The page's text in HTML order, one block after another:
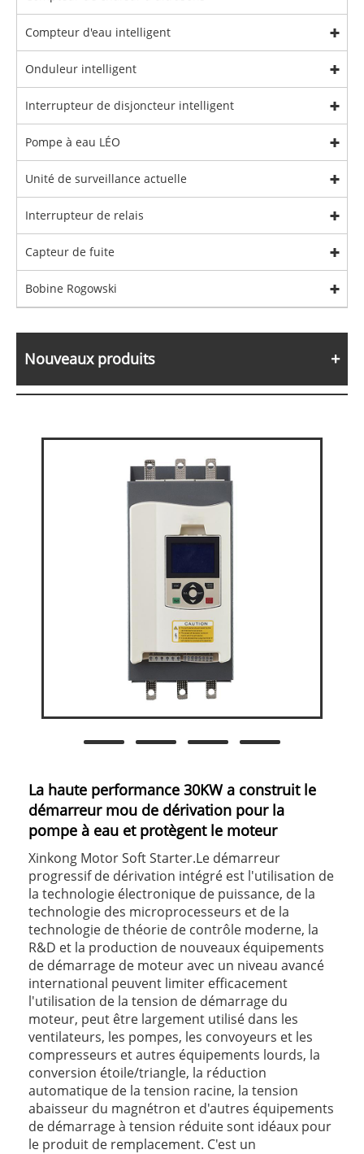
Compteur d'eau intelligent
Onduleur intelligent
Interrupteur de disjoncteur intelligent
Pompe à eau LÉO
Unité de surveillance actuelle
Interrupteur de relais
Capteur de fuite
Bobine Rogowski
Nouveaux produits
La haute performance 30KW a construit le
démarreur mou de dérivation pour la
pompe à eau et protègent le moteur
Xinkong Motor Soft Starter.Le démarreur
progressif de dérivation intégré est l'utilisation de
la technologie électronique de puissance, de la
technologie des microprocesseurs et de la
technologie de théorie de contrôle moderne, la
R&D et la production de nouveaux équipements
de démarrage de moteur avec un niveau avancé
international peuvent limiter efficacement
l'utilisation de la tension de démarrage du
moteur, peut être largement utilisé dans les
ventilateurs, les pompes, les convoyeurs et les
compresseurs et autres équipements lourds, la
conversion étoile/triangle, la réduction
automatique de la tension racine, la tension
abaisseur du magnétron et d'autres équipements
de démarrage à tension réduite sont idéaux pour
le produit de remplacement. C'est un